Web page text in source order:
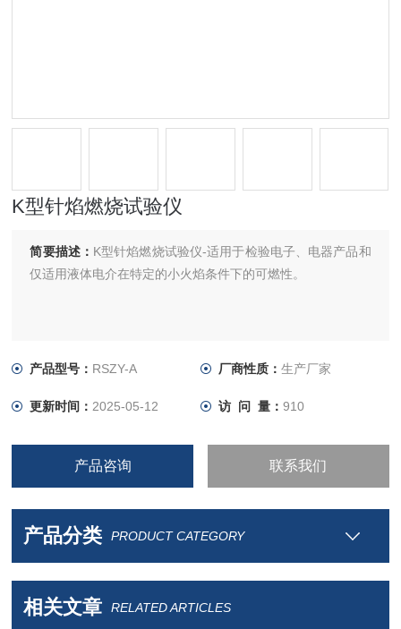
K型针焰燃烧试验仪
简要描述： K型针焰燃烧试验仪-适用于检验电子、电器产品和
仅适用液体电介在特定的小火焰条件下的可燃性。
产品型号： RSZY-A 厂商性质： 生产厂家
更新时间： 2025-05-12 访 问 量： 910
产品咨询 联系我们
产品分类 PRODUCT CATEGORY
相关文章 RELATED ARTICLES